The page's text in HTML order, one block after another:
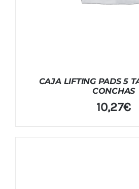
CAJA LIFTING PADS 5
CONCHAS
10,27€